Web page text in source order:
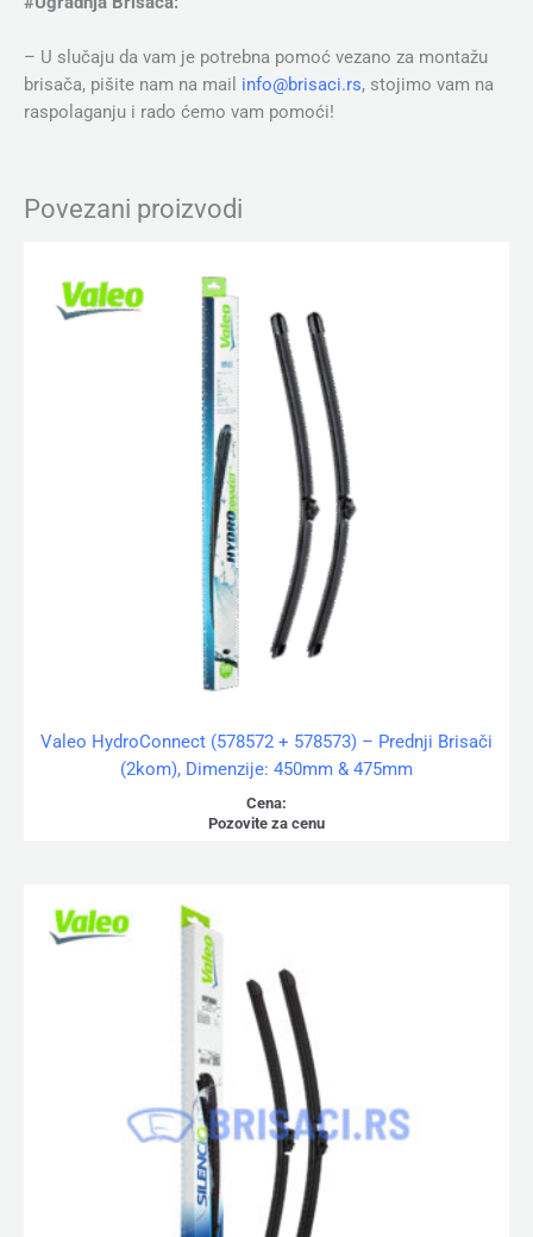
– U slučaju da vam je potrebna pomoć vezano za montažu
brisača, pišite nam na mail info@brisaci.rs, stojimo vam na
raspolaganju i rado ćemo vam pomoći!
Povezani proizvodi
Valeo HydroConnect (578572 + 578573) – Prednji Brisači
(2kom), Dimenzije: 450mm & 475mm
Cena:
Pozovite za cenu